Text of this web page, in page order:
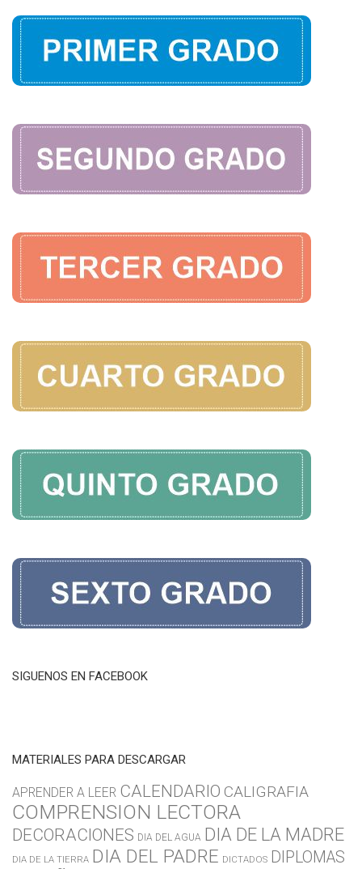
SIGUENOS EN FACEBOOK
MATERIALES PARA DESCARGAR
APRENDER A LEER CALENDARIO CALIGRAFIA
COMPRENSION LECTORA
DECORACIONES DIA DEL AGUA DIA DE LA MADRE
DIA DE LA TIERRA DIA DEL PADRE DICTADOS DIPLOMAS